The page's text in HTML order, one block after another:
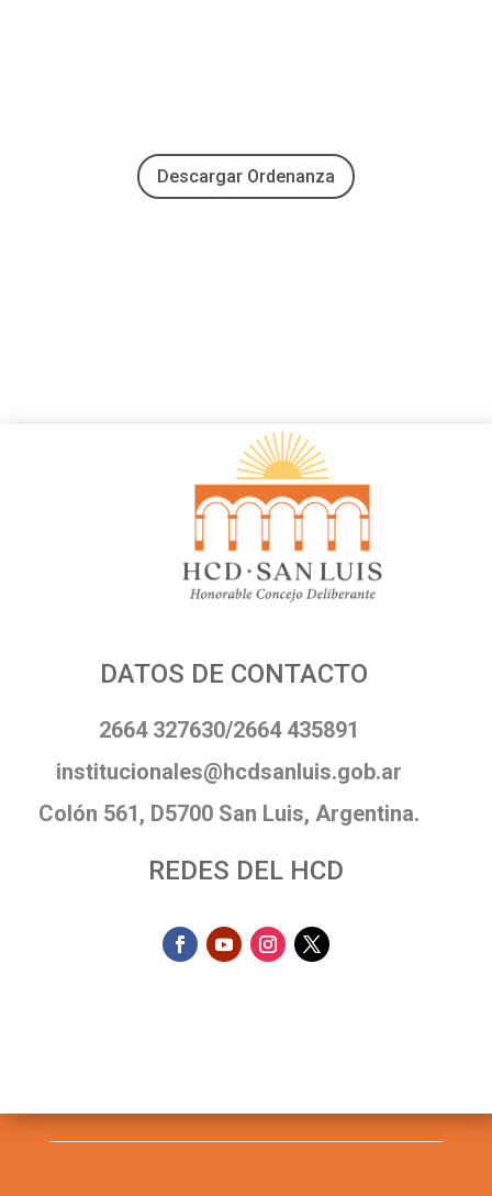
Descargar Ordenanza
DATOS DE CONTACTO
2664 327630/2664 435891
institucionales@hcdsanluis.gob.ar
Colón 561, D5700 San Luis, Argentina.
REDES DEL HCD